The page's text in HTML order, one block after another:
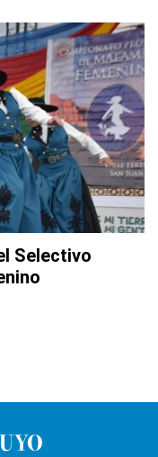
Selectivo